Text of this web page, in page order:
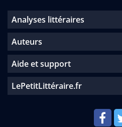
Analyses littéraires
Auteurs
Aide et support
LePetitLittéraire.fr